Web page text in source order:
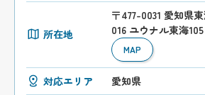
所在地
〒477-0031 愛知県
016 ユウナル東海105
MAP
対応エリア 愛知県